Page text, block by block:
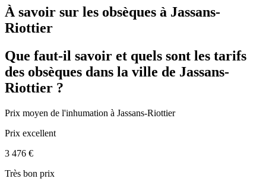
À savoir sur les obsèques à Jassans-
Riottier
Que faut-il savoir et quels sont les tarifs
des obsèques dans la ville de Jassans-
Riottier ?
Prix moyen de l'inhumation à Jassans-Riottier
Prix excellent
3 476 €
Très bon prix